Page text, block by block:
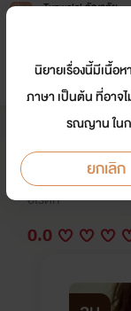
Tunwalai ธัญวลัย
หน้าแรก นิยาย
สองรัก
นักเขียน: ซันโดริย
อีโรติก
0.0
นิยายเรื่องนี้มีเนื้อ
ภาษา เป็นต้น ที่อาจ
รณญาน ใน
ยกเลิก